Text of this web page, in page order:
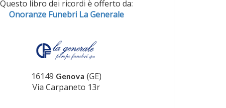
Questo libro dei ricordi è offerto da:
Onoranze Funebri La Generale
16149 Genova (GE)
Via Carpaneto 13r